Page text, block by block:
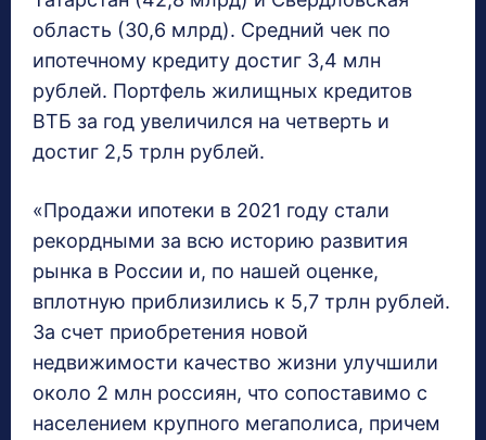
область (30,6 млрд). Средний чек по
ипотечному кредиту достиг 3,4 млн
рублей. Портфель жилищных кредитов
ВТБ за год увеличился на четверть и
достиг 2,5 трлн рублей.
«Продажи ипотеки в 2021 году стали
рекордными за всю историю развития
рынка в России и, по нашей оценке,
вплотную приблизились к 5,7 трлн рублей.
За счет приобретения новой
недвижимости качество жизни улучшили
около 2 млн россиян, что сопоставимо с
населением крупного мегаполиса, причем